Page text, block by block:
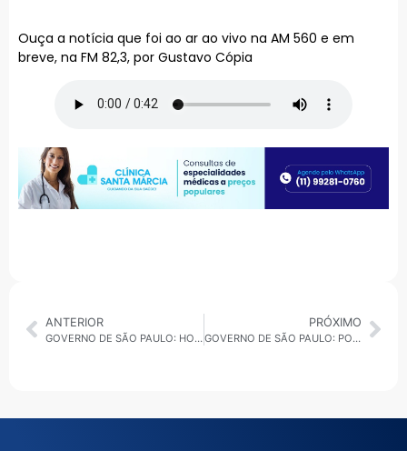
Ouça a notícia que foi ao ar ao vivo na AM 560 e em
breve, na FM 82,3, por Gustavo Cópia
ANTERIOR
GOVERNO DE SÃO PAULO: HOSPITAL DA MULHER CONVOCA POPULAÇÃO PARA DOAÇÃO DE SANGUE
PRÓXIMO
GOVERNO DE SÃO PAULO: PORTAL TRAMPOLIM PRORROGA INSCRIÇÕES PARA CURSOS GRATUITOS VOLTADOS AO PÚBLICO 60+